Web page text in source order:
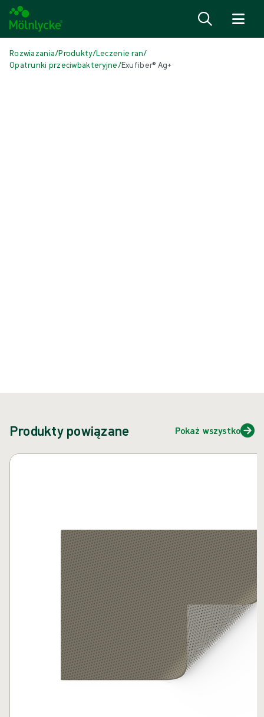
Rozwiazania/Produkty/Leczenie ran/
Opatrunki przeciwbakteryjne/Exufiber® Ag+
Produkty powiązane Pokaż wszystko